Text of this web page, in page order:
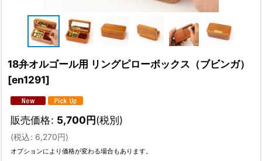
18弁オルゴール用 リングピローボックス（ブビンガ）
[en1291]
販売価格: 5,700円(税別)
(税込: 6,270円)
オプションにより価格が変わる場合もあります。